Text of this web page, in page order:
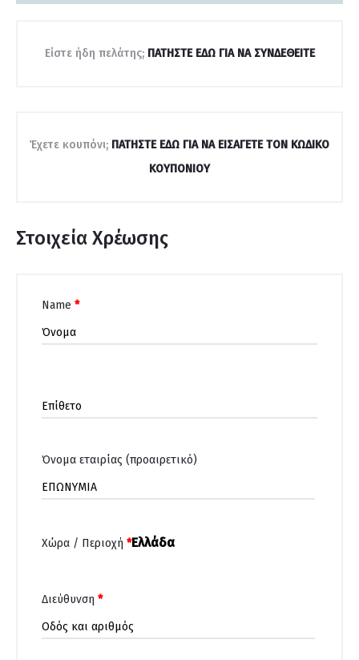
Είστε ήδη πελάτης; ΠΑΤΉΣΤΕ ΕΔΏ ΓΙΑ ΝΑ ΣΥΝΔΕΘΕΊΤΕ
Έχετε κουπόνι; ΠΑΤΉΣΤΕ ΕΔΏ ΓΙΑ ΝΑ ΕΙΣΆΓΕΤΕ ΤΟΝ ΚΩΔΙΚΌ
ΚΟΥΠΟΝΙΟΎ
Στοιχεία Χρέωσης
Name *
Όνομα εταιρίας (προαιρετικό)
Χώρα / Περιοχή *Ελλάδα
Διεύθυνση *